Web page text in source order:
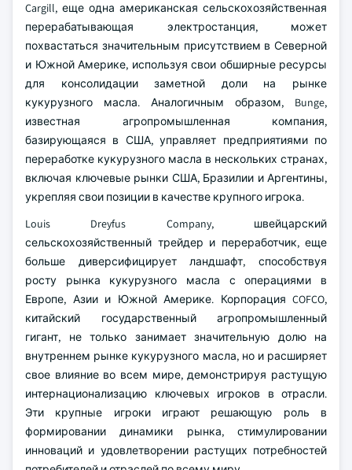
Cargill, еще одна американская сельскохозяйственная
перерабатывающая электростанция, может
похвастаться значительным присутствием в Северной
и Южной Америке, используя свои обширные ресурсы
для консолидации заметной доли на рынке
кукурузного масла. Аналогичным образом, Bunge,
известная агропромышленная компания,
базирующаяся в США, управляет предприятиями по
переработке кукурузного масла в нескольких странах,
включая ключевые рынки США, Бразилии и Аргентины,
укрепляя свои позиции в качестве крупного игрока.
Louis Dreyfus Company, швейцарский
сельскохозяйственный трейдер и переработчик, еще
больше диверсифицирует ландшафт, способствуя
росту рынка кукурузного масла с операциями в
Европе, Азии и Южной Америке. Корпорация COFCO,
китайский государственный агропромышленный
гигант, не только занимает значительную долю на
внутреннем рынке кукурузного масла, но и расширяет
свое влияние во всем мире, демонстрируя растущую
интернационализацию ключевых игроков в отрасли.
Эти крупные игроки играют решающую роль в
формировании динамики рынка, стимулировании
инноваций и удовлетворении растущих потребностей